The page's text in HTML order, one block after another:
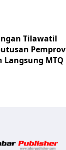
Tilawatil
Pemprov
Langsung MTQ